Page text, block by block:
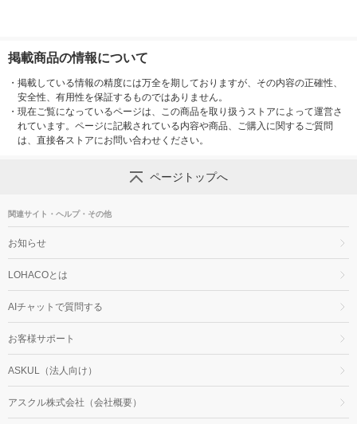
掲載商品の情報について
・ 掲載している情報の精度には万全を期しておりますが、その内容の正確性、
安全性、有用性を保証するものではありません。
・ 現在ご覧になっているページは、この商品を取り扱うストアによって運営さ
れています。ページに記載されている内容や商品、ご購入に関するご質問
は、直接各ストアにお問い合わせください。
ページトップへ
関連サイト・ヘルプ・その他
お知らせ
LOHACOとは
AIチャットで質問する
お客様サポート
ASKUL（法人向け）
アスクル株式会社（会社概要）